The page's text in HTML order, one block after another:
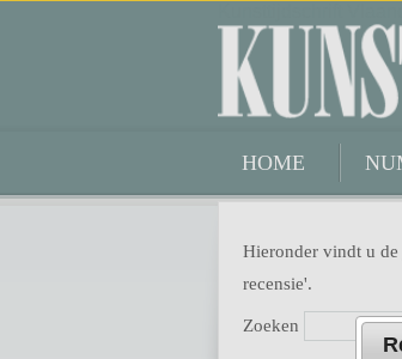
HOME
Hieronder vindt u de
recensie'.
Zoeken